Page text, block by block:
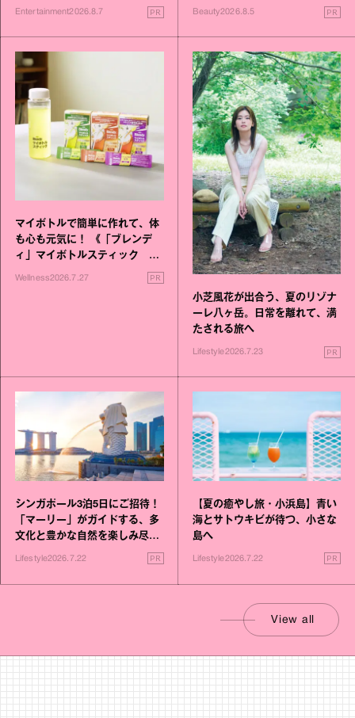
Entertainment2026.8.7 PR Beauty2026.8.5 PR
マイボトルで簡単に作れて、体
も心も元気に！ 《「ブレンデ
ィ」マイボトルスティック い
いこと毎日》シリーズが誕生
Wellness2026.7.27 PR
小芝風花が出合う、夏のリゾナ
ーレ八ヶ岳。日常を離れて、満
たされる旅へ
Lifestyle2026.7.23 PR
シンガポール3泊5日にご招待！
「マーリー」がガイドする、多
文化と豊かな自然を楽しみ尽く
Lifestyle2026.7.22 PR
【夏の癒やし旅・小浜島】青い
海とサトウキビが待つ、小さな
島へ
Lifestyle2026.7.22 PR
View all